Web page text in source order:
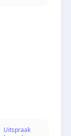
Uitspraak